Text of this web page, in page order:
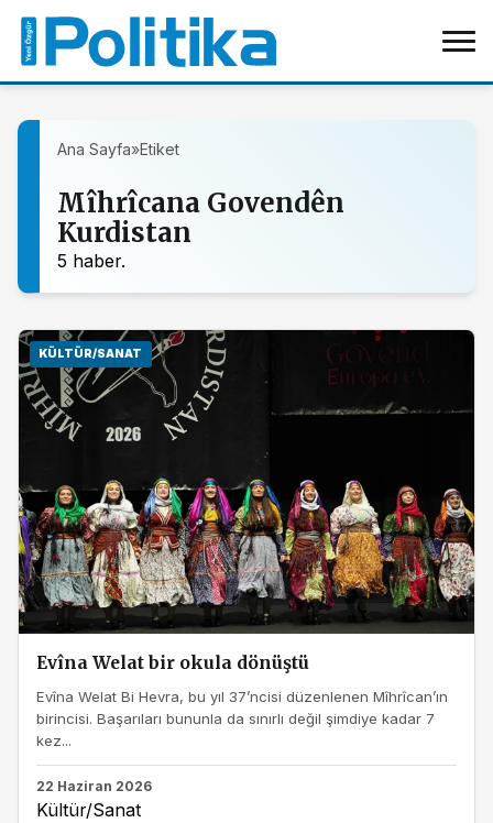
Ana Sayfa»Etiket
Mîhrîcana Govendên
Kurdistan
5 haber.
KÜLTÜR/SANAT
Evîna Welat bir okula dönüştü
Evîna Welat Bi Hevra, bu yıl 37’ncisi düzenlenen Mîhrîcan’ın
birincisi. Başarıları bununla da sınırlı değil şimdiye kadar 7
kez...
22 Haziran 2026
Kültür/Sanat